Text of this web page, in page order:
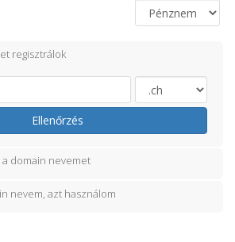
regisztrálok
Ellenőrzés
domain nevemet
nevem, azt használom